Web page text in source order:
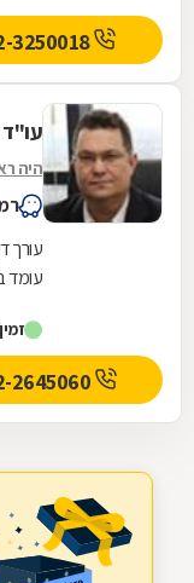
072-3250018
עו"ד
היה
רמז 61,
עורך
זמין